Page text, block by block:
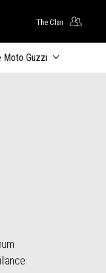
The Clan
Moto Guzzi